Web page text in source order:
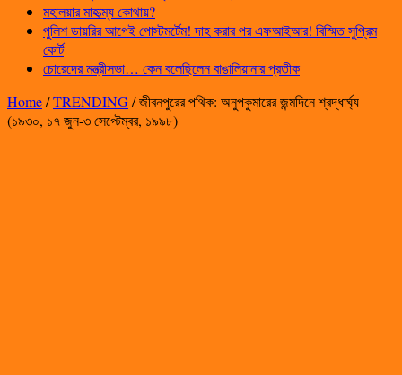
মহালয়ার মাহাত্ম্য কোথায়?
পুলিশ ডায়রির আগেই পোস্টমর্টেম! দাহ করার পর এফআইআর! বিস্মিত সুপ্রিম
কোর্ট
চোরেদের মন্ত্রীসভা… কেন বলেছিলেন বাঙালিয়ানার প্রতীক
Home/TRENDING/জীবনপুরের পথিক: অনুপকুমারের জন্মদিনে শ্রদ্ধার্ঘ্য
(১৯৩০, ১৭ জুন-৩ সেপ্টেম্বর, ১৯৯৮)